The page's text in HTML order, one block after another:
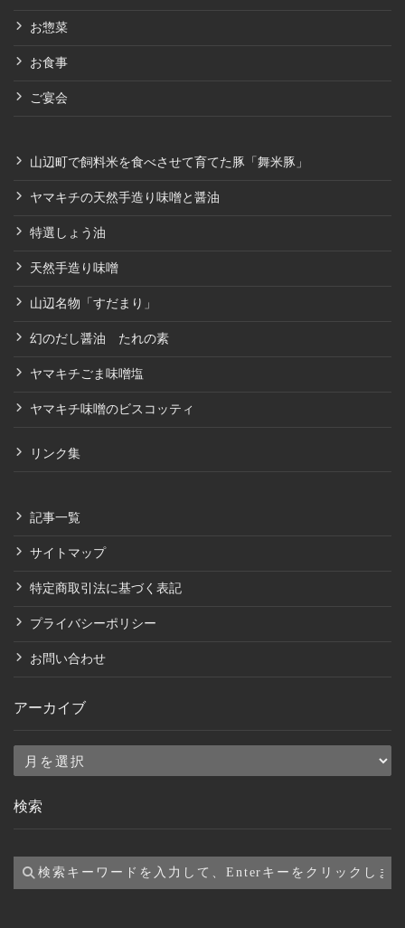
お惣菜
お食事
ご宴会
山辺町で飼料米を食べさせて育てた豚「舞米豚」
ヤマキチの天然手造り味噌と醤油
特選しょう油
天然手造り味噌
山辺名物「すだまり」
幻のだし醤油 たれの素
ヤマキチごま味噌塩
ヤマキチ味噌のビスコッティ
リンク集
記事一覧
サイトマップ
特定商取引法に基づく表記
プライバシーポリシー
お問い合わせ
アーカイブ
ア
カ
ブ
検索